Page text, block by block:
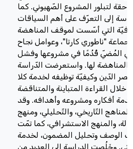
لتبلور المشروع الصّهيوني. كما
إلى التعرّف على أهم السياقات
التي أسّست لموقف المناهضة
جماعة "ناطوري كارتا"، وعوامل نجاح
في المُضيّ قُدُمًا في مشروعها وفشل
المناهضة لها. واستعرضت الدّراسة
الدّين وكيفيّة توظيفه لخدمة كلا
خلال القراءة المتباينة والمتناقضة
أفكاره ومشروعه وأهدافه. وقد
التّاريخي، والتّحليلي، ومنهج
والمنهج الاستشرافي، كما تمّت
الوصف وتحليل المضمون، لخدمة
وخَلُصت الدراسة إلى العديد من